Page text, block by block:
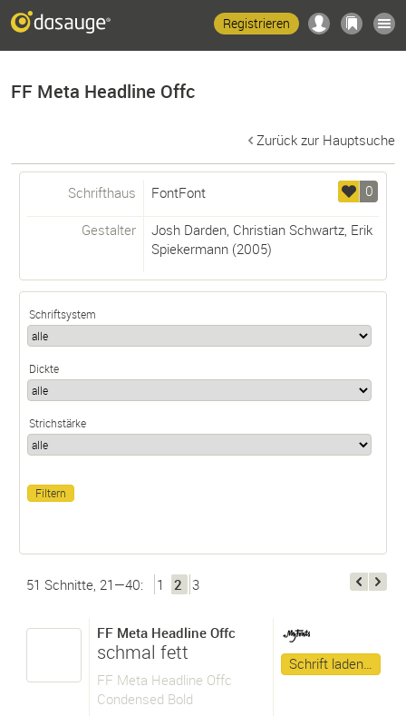
Registrieren
FF Meta Headline Offc
Zurück zur Hauptsuche
0
Schrifthaus FontFont
Gestalter Josh Darden, Christian Schwartz, Erik
Spiekermann(2005)
Schriftsystem
Dickte
Strichstärke
51 Schnitte, 21—40: 1 2 3
FF Meta Headline Offc
schmal fett
FF Meta Headline Offc
Condensed Bold
Schrift laden…